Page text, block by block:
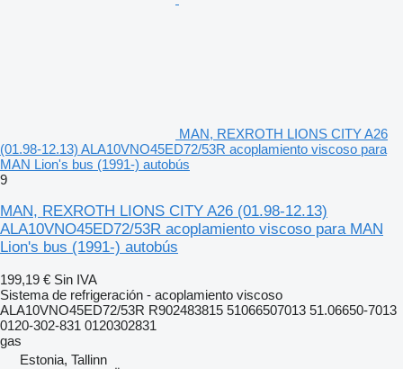
MAN, REXROTH LIONS CITY A26
(01.98-12.13) ALA10VNO45ED72/53R acoplamiento viscoso para
MAN Lion's bus (1991-) autobús
9
MAN, REXROTH LIONS CITY A26 (01.98-12.13)
ALA10VNO45ED72/53R acoplamiento viscoso para MAN
Lion's bus (1991-) autobús
199,19 € Sin IVA
Sistema de refrigeración - acoplamiento viscoso
ALA10VNO45ED72/53R R902483815 51066507013 51.06650-7013
0120-302-831 0120302831
gas
Estonia, Tallinn